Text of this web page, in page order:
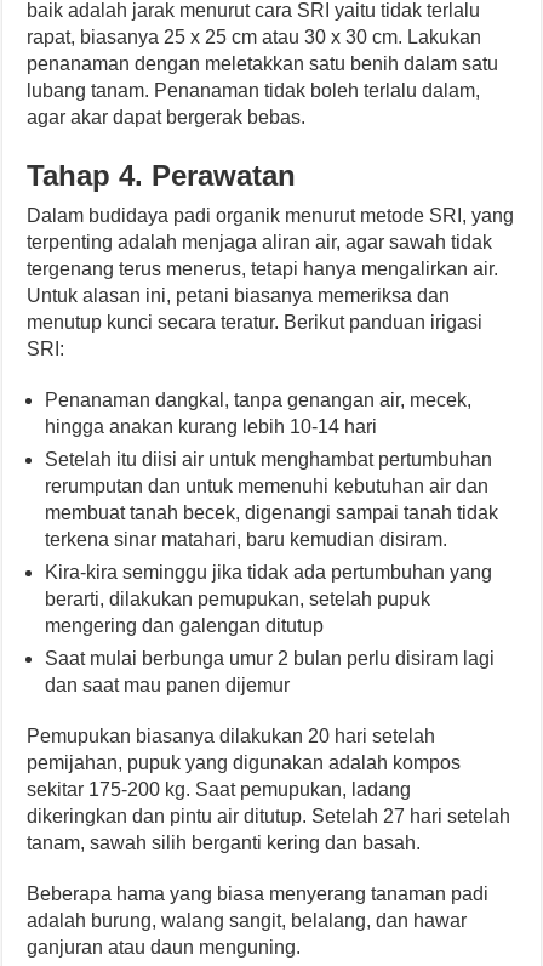
baik adalah jarak menurut cara SRI yaitu tidak terlalu
rapat, biasanya 25 x 25 cm atau 30 x 30 cm. Lakukan
penanaman dengan meletakkan satu benih dalam satu
lubang tanam. Penanaman tidak boleh terlalu dalam,
agar akar dapat bergerak bebas.
Tahap 4. Perawatan
Dalam budidaya padi organik menurut metode SRI, yang
terpenting adalah menjaga aliran air, agar sawah tidak
tergenang terus menerus, tetapi hanya mengalirkan air.
Untuk alasan ini, petani biasanya memeriksa dan
menutup kunci secara teratur. Berikut panduan irigasi
SRI:
Penanaman dangkal, tanpa genangan air, mecek,
hingga anakan kurang lebih 10-14 hari
Setelah itu diisi air untuk menghambat pertumbuhan
rerumputan dan untuk memenuhi kebutuhan air dan
membuat tanah becek, digenangi sampai tanah tidak
terkena sinar matahari, baru kemudian disiram.
Kira-kira seminggu jika tidak ada pertumbuhan yang
berarti, dilakukan pemupukan, setelah pupuk
mengering dan galengan ditutup
Saat mulai berbunga umur 2 bulan perlu disiram lagi
dan saat mau panen dijemur
Pemupukan biasanya dilakukan 20 hari setelah
pemijahan, pupuk yang digunakan adalah kompos
sekitar 175-200 kg. Saat pemupukan, ladang
dikeringkan dan pintu air ditutup. Setelah 27 hari setelah
tanam, sawah silih berganti kering dan basah.
Beberapa hama yang biasa menyerang tanaman padi
adalah burung, walang sangit, belalang, dan hawar
ganjuran atau daun menguning.